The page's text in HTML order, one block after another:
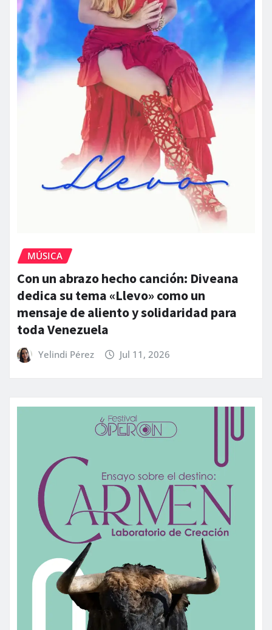
MÚSICA
Con un abrazo hecho canción: Diveana
dedica su tema «Llevo» como un
mensaje de aliento y solidaridad para
toda Venezuela
Yelindi Pérez Jul 11, 2026